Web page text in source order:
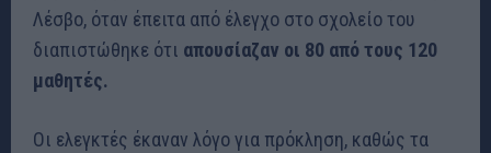
Λέσβο, όταν έπειτα από έλεγχο στο σχολείο του
διαπιστώθηκε ότι απουσίαζαν οι 80 από τους 120
μαθητές.
Οι ελεγκτές έκαναν λόγο για πρόκληση, καθώς τα